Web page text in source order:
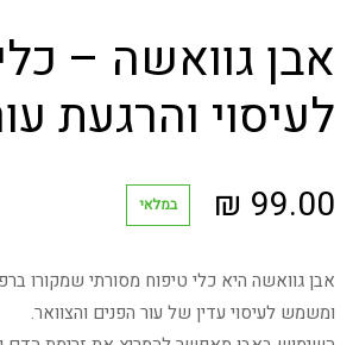
אבן גוואשה –
לעיסוי והרגעת
99.00
₪ במלאי
אבן גוואשה היא כלי טיפוח מסורתי שמקורו
ומשמש לעיסוי עדין של עור הפנים והצוואר.